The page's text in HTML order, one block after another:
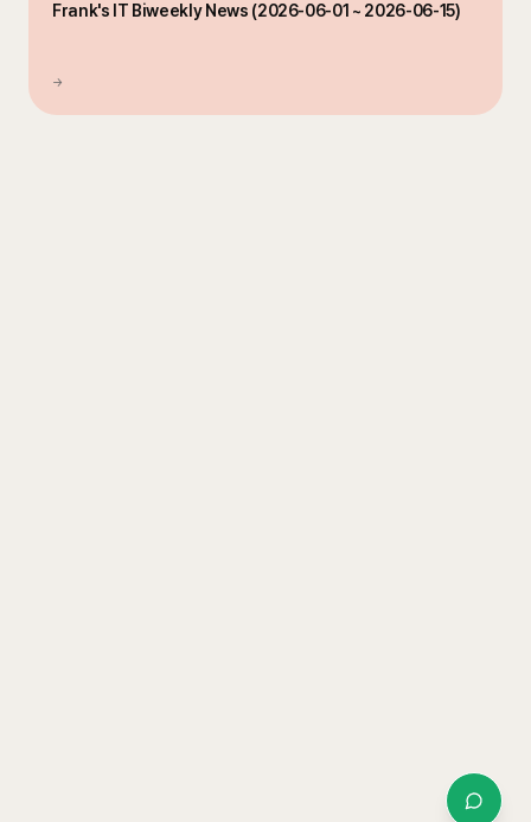
Frank's IT Biweekly News (2026-06-01 ~ 2026-06-15)
→